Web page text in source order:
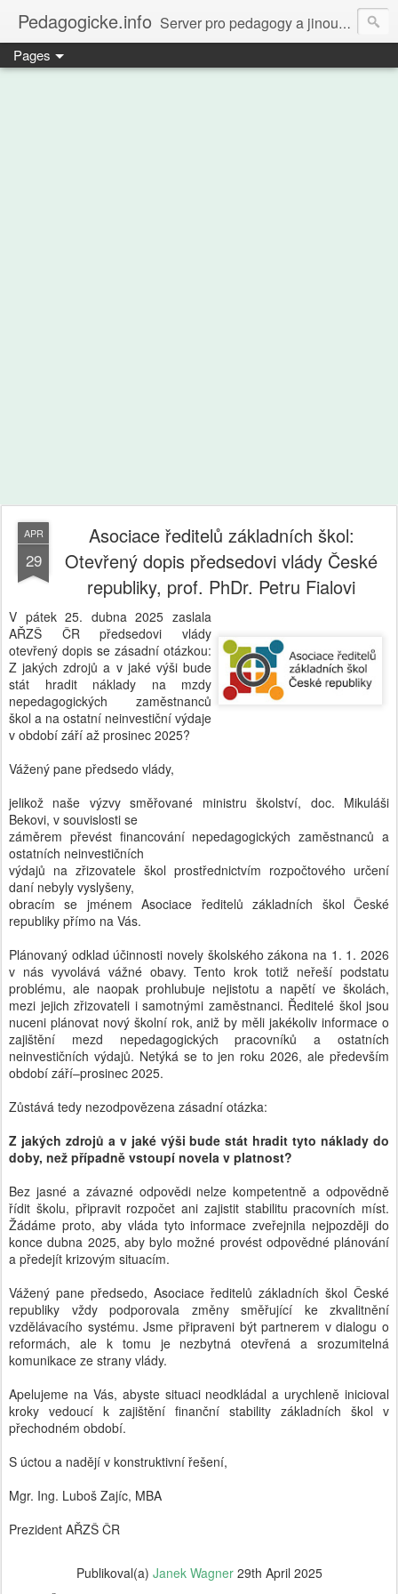
Pedagogicke.info Server pro pedagogy a jinou zvířenu
Pages
APR
29
Asociace ředitelů základních škol:
Otevřený dopis předsedovi vlády České
republiky, prof. PhDr. Petru Fialovi
V pátek 25. dubna 2025 zaslala
AŘZŠ ČR předsedovi vlády
otevřený dopis se zásadní otázkou:
Z jakých zdrojů a v jaké výši bude
stát hradit náklady na mzdy
nepedagogických zaměstnanců
škol a na ostatní neinvestiční výdaje
v období září až prosinec 2025?
Vážený pane předsedo vlády,
jelikož naše výzvy směřované ministru školství, doc. Mikuláši
Bekovi, v souvislosti se
záměrem převést financování nepedagogických zaměstnanců a
ostatních neinvestičních
výdajů na zřizovatele škol prostřednictvím rozpočtového určení
daní nebyly vyslyšeny,
obracím se jménem Asociace ředitelů základních škol České
republiky přímo na Vás.
Plánovaný odklad účinnosti novely školského zákona na 1. 1. 2026
v nás vyvolává vážné obavy. Tento krok totiž neřeší podstatu
problému, ale naopak prohlubuje nejistotu a napětí ve školách,
mezi jejich zřizovateli i samotnými zaměstnanci. Ředitelé škol jsou
nuceni plánovat nový školní rok, aniž by měli jakékoliv informace o
zajištění mezd nepedagogických pracovníků a ostatních
neinvestičních výdajů. Netýká se to jen roku 2026, ale především
období září–prosinec 2025.
Zůstává tedy nezodpovězena zásadní otázka:
Z jakých zdrojů a v jaké výši bude stát hradit tyto náklady do
doby, než případně vstoupí novela v platnost?
Bez jasné a závazné odpovědi nelze kompetentně a odpovědně
řídit školu, připravit rozpočet ani zajistit stabilitu pracovních míst.
Žádáme proto, aby vláda tyto informace zveřejnila nejpozději do
konce dubna 2025, aby bylo možné provést odpovědné plánování
a předejít krizovým situacím.
Vážený pane předsedo, Asociace ředitelů základních škol České
republiky vždy podporovala změny směřující ke zkvalitnění
vzdělávacího systému. Jsme připraveni být partnerem v dialogu o
reformách, ale k tomu je nezbytná otevřená a srozumitelná
komunikace ze strany vlády.
Apelujeme na Vás, abyste situaci neodkládal a urychleně inicioval
kroky vedoucí k zajištění finanční stability základních škol v
přechodném období.
S úctou a nadějí v konstruktivní řešení,
Mgr. Ing. Luboš Zajíc, MBA
Prezident AŘZŠ ČR
Publikoval(a) Janek Wagner 29th April 2025